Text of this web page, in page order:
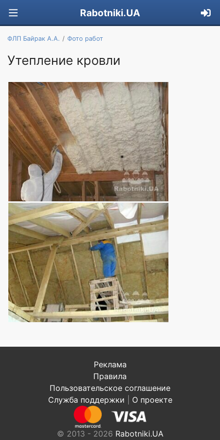
Rabotniki.UA
ФЛП Байрак А.А. Фото работ
Утепление кровли
Реклама
Правила
Пользовательское соглашение
Служба поддержки
О проекте
© 2013 - 2026 Rabotniki.UA